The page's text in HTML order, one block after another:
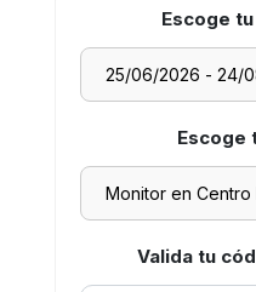
Escoge
Escoge
Valida tu